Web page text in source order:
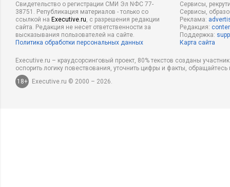
Свидетельство о регистрации СМИ Эл NФС 77-
38751. Републикация материалов - только со
ссылкой на Executive.ru, с разрешения редакции
сайта. Редакция не несет ответственности за
высказывания пользователей на сайте.
Политика обработки персональных данных
Сервисы,
Сервисы,
Реклама:
Редакция:
Поддержка:
Карта сайта
Executive.ru – краудсорсинговый проект, 80% текстов созданы
оспорить логику повествования, уточнить цифры и факты,
18+
Executive.ru © 2000 – 2026.